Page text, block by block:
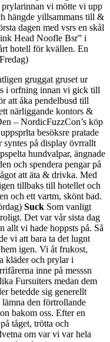
vi mötte vi upp
hängde yillsammans till &
dagen med vsrs en skål
Head Noofle Bsr” i
hotell för kvällen. En
gruggat gruset ur
i orfning innan vi gick till
att åka pendelbusd till
närliggande kontors &
– NordicFuzzCon’s köp
besöksre pratade
syntes på display övrrallt
hundvalpar, ängnade
och spendera pengar på
att äta & drivka. Med
tillbaks till hotellet och
och ett vartm, skönt bad.
Suck Som vanligt
Det var vår sista dag
allt vi hade hoppsts på. Så
vi att bara ta det lugnt
igen. Vi åt frukost,
kläder och prylar i
inne på messsn
Fursuiters medan dem
betedde sig generellt
den förtrollande
bakom oss. Efter en
tåget, trötta och
om var vi var hela